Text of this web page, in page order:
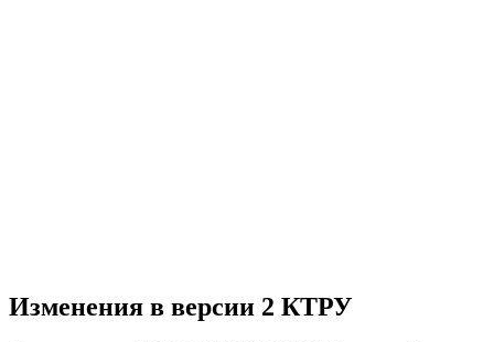
Изменения в версии 2 КТРУ